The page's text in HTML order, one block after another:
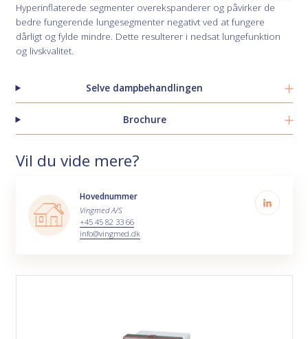
Hyperinflaterede segmenter overekspanderer og påvirker de
bedre fungerende lungesegmenter negativt ved at fungere
dårligt og fylde mindre. Dette resulterer i nedsat lungefunktion
og livskvalitet.
Selve dampbehandlingen
Brochure
Vil du vide mere?
Hovednummer
Vingmed A/S
+45 45 82 33 66
info@vingmed.dk